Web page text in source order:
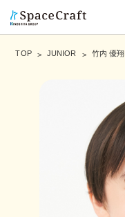
TOP JUNIOR 竹内 優翔